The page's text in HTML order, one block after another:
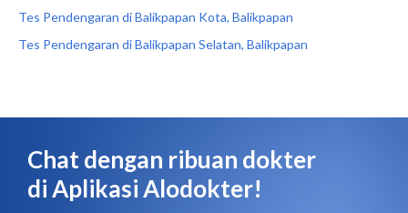
Tes Pendengaran di Balikpapan Kota, Balikpapan
Tes Pendengaran di Balikpapan Selatan, Balikpapan